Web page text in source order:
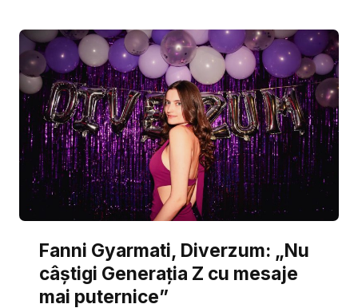
Fanni Gyarmati, Diverzum: „Nu
câștigi Generația Z cu mesaje
mai puternice”